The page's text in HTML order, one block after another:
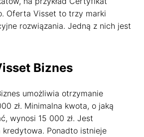
Oferta Visset to trzy marki
rozwiązania. Jedną z nich jest
Biznes
umożliwia otrzymanie
zł. Minimalna kwota, o jaką
wynosi 15 000 zł. Jest
Ponadto istnieje